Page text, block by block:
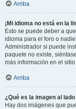
Arriba
¡Mi idioma no está en la
Esto se puede deber a
idioma para el foro o
Administrador si puede
paquete no existe,
más información en el
Arriba
¿Qué es la imagen al
Hay dos imágenes que